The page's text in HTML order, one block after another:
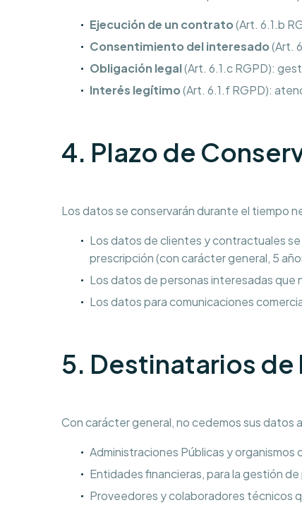
Ejecución de un contrato(Art. 6.1.b
Consentimiento del interesado(Art.
Obligación legal(Art. 6.1.c RGPD):
Interés legítimo(Art. 6.1.f RGPD):
4. Plazo de
Los datos se conservarán durante el tiempo
Los datos de clientes y contractuales se
prescripción (con carácter general, 5
Los datos de personas interesadas que
Los datos para comunicaciones
5. Destinatarios de
Con carácter general, no cedemos sus datos
Administraciones Públicas y organismos
Entidades financieras, para la gestión
Proveedores y colaboradores técnicos